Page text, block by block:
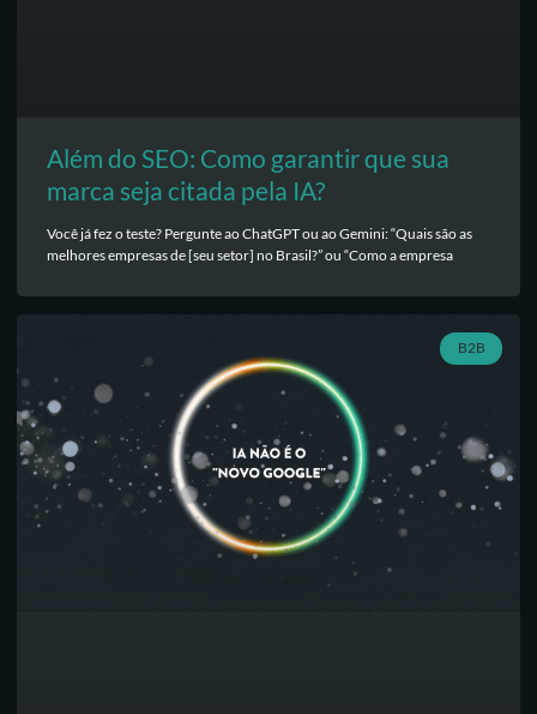
Além do SEO: Como garantir que sua
marca seja citada pela IA?
Você já fez o teste? Pergunte ao ChatGPT ou ao Gemini: “Quais são as
melhores empresas de [seu setor] no Brasil?” ou “Como a empresa
B2B